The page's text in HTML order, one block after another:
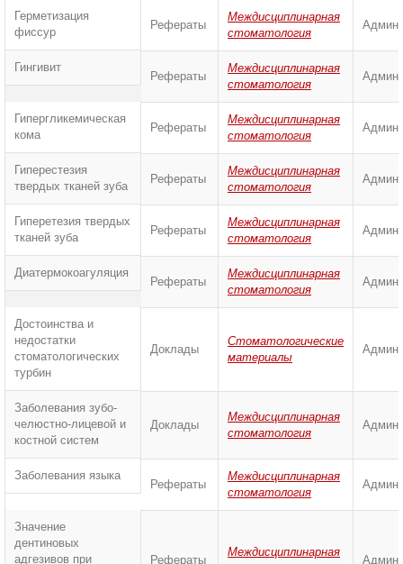
Герметизация
фиссур
Рефераты
Междисциплинарная
стоматология
Гингивит
Рефераты
Междисциплинарная
стоматология
Гипергликемическая
кома
Рефераты
Междисциплинарная
стоматология
Гиперестезия
твердых тканей зуба
Рефераты
Междисциплинарная
стоматология
Гиперетезия твердых
тканей зуба
Рефераты
Междисциплинарная
стоматология
Диатермокоагуляция
Рефераты
Междисциплинарная
стоматология
Достоинства и
недостатки
стоматологических
турбин
Доклады
Стоматологические
материалы
Заболевания зубо-
челюстно-лицевой и
костной систем
Доклады
Междисциплинарная
стоматология
Заболевания языка
Рефераты
Междисциплинарная
стоматология
Значение
дентиновых
адгезивов при
Рефераты
Междисциплинарная